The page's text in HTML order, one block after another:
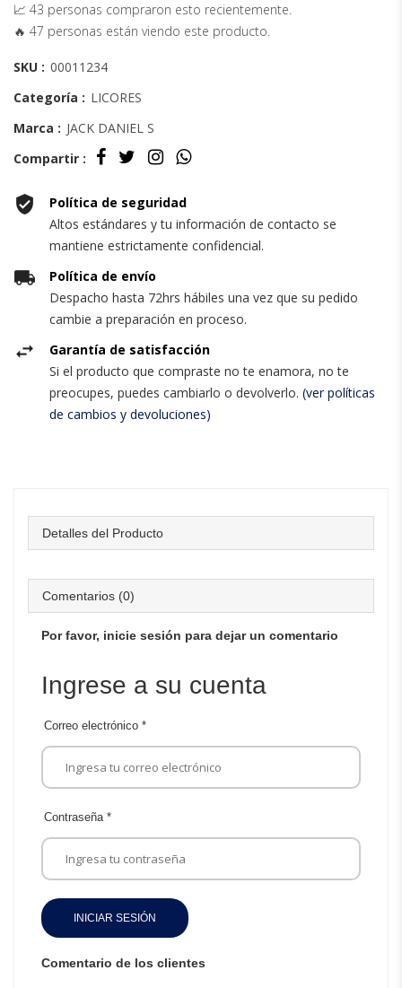
📈 43 personas compraron esto recientemente.
🔥 47 personas están viendo este producto.
SKU : 00011234
Categoría : LICORES
Marca : JACK DANIEL S
Compartir :
Política de seguridad
Altos estándares y tu información de contacto se
mantiene estrictamente confidencial.
Política de envío
Despacho hasta 72hrs hábiles una vez que su pedido
cambie a preparación en proceso.
Garantía de satisfacción
Si el producto que compraste no te enamora, no te
preocupes, puedes cambiarlo o devolverlo. (ver políticas
de cambios y devoluciones)
Detalles del Producto
Comentarios (0)
Por favor, inicie sesión para dejar un comentario
Ingrese a su cuenta
Correo electrónico *
Contraseña *
INICIAR SESIÓN
Comentario de los clientes